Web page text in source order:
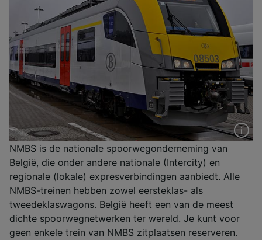
NMBS is de nationale spoorwegonderneming van
België, die onder andere nationale (Intercity) en
regionale (lokale) expresverbindingen aanbiedt. Alle
NMBS-treinen hebben zowel eersteklas- als
tweedeklaswagons. België heeft een van de meest
dichte spoorwegnetwerken ter wereld. Je kunt voor
geen enkele trein van NMBS zitplaatsen reserveren.